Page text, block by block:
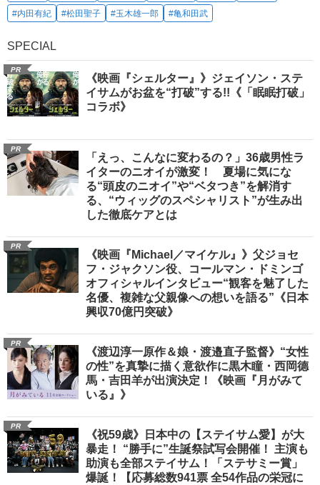
#内田有紀 #松田聖子 #玉木雄一郎 #亀和田武
SPECIAL
PR
《映画『シェルター』》ジェイソン・ステ
イサムがお盆を“打破”する!!《「眠眠打破」
コラボ》
PR
「えっ、こんなに変わるの？」36歳男性ラ
イターのニオイが激変！ 夏場に気にな
る“頭皮のニオイ”や“ベタつき”を解消す
る、“ウィッグのスペシャリスト”が生み出
した徹底ケアとは
PR
《映画『Michael／マイケル』》父ジョセ
フ・ジャクソン役、コールマン・ドミンゴ
オフィシャルインタビュー“観客を魅了した
名優、複雑な父親像への想いを語る”《日本
興収70億円突破》
PR
《渡辺淳一原作＆娘・渡邉直子監督》“女性
の性”を真摯に描く意欲作に黒木瞳・西岡德
馬・吉田羊が出演決定！《映画『月がみて
いる』》
PR
《祝59歳》日本中の【ステイサム愛】が大
暴走！ “勝手に”生誕祭試写会開催！ 主演も
助演も全部ステイサム！「ステサミー賞」
爆誕！【応募総数941票 全54作品の栄冠に